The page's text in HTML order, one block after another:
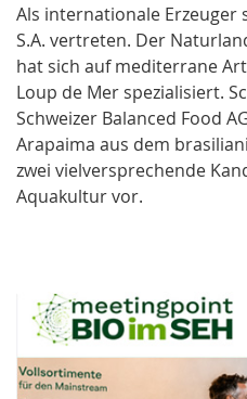
Als internationale Erzeuger
S.A. vertreten. Der
hat sich auf mediterrane
Loup de Mer spezialisiert.
Schweizer Balanced Food
Arapaima aus dem
zwei vielversprechende
Aquakultur vor.